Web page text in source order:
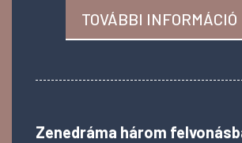
TOVÁBBI INFORMÁCIÓ
Zenedráma három